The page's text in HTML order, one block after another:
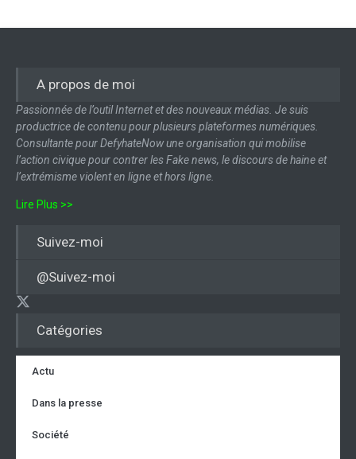
Catégories
Actu
Dans la presse
Société
A propos de moi
Passionnée de l’outil Internet et des nouveaux médias. Je suis
productrice de contenu pour plusieurs plateformes numériques.
Consultante pour DefyhateNow une organisation qui mobilise
l’action civique pour contrer les Fake news, le discours de haine et
l’extrémisme violent en ligne et hors ligne.
Lire Plus >>
Suivez-moi
@Suivez-moi